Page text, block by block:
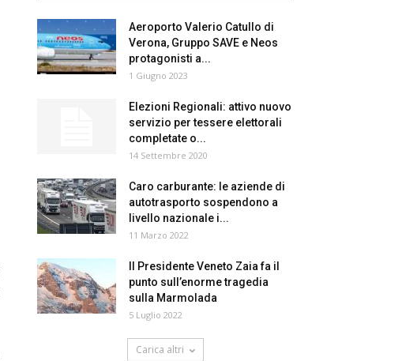
Aeroporto Valerio Catullo di
Verona, Gruppo SAVE e Neos
protagonisti a...
1 Giugno 2023
Elezioni Regionali: attivo nuovo
servizio per tessere elettorali
completate o...
14 Settembre 2020
Caro carburante: le aziende di
autotrasporto sospendono a
livello nazionale i...
11 Marzo 2022
Il Presidente Veneto Zaia fa il
punto sull’enorme tragedia
sulla Marmolada
5 Luglio 2022
Carica altri